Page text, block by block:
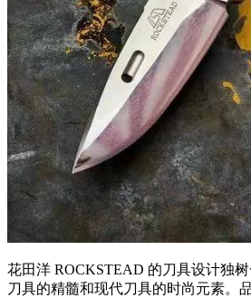
花田洋 ROCKSTEAD 的刀具设计独
刀具的精髓和现代刀具的时尚元素。